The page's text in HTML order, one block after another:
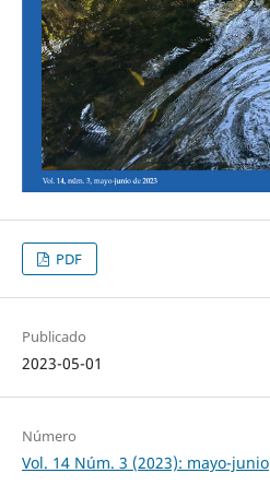
PDF
Publicado
2023-05-01
Número
Vol. 14 Núm. 3 (2023): mayo-junio